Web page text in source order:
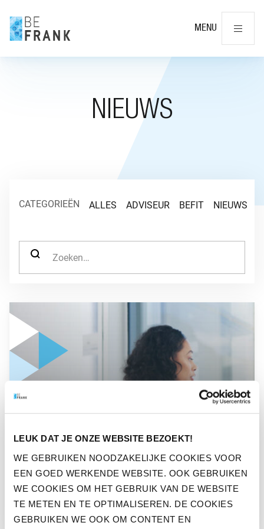
LEUK DAT JE ONZE WEBSITE BEZOEKT!
WE GEBRUIKEN NOODZAKELIJKE COOKIES VOOR
EEN GOED WERKENDE WEBSITE. OOK GEBRUIKEN
WE COOKIES OM HET GEBRUIK VAN DE WEBSITE
TE METEN EN TE OPTIMALISEREN. DE COOKIES
GEBRUIKEN WE OOK OM CONTENT EN
MENU
NIEUWS
CATEGORIEËN ALLES ADVISEUR BEFIT NIEUWS
ZOEK NAAR:
PENSIOEN ZOU OOK IN JE
DUURZAAMHEIDSRAPPORTAGE
MOETEN
NIEUWS